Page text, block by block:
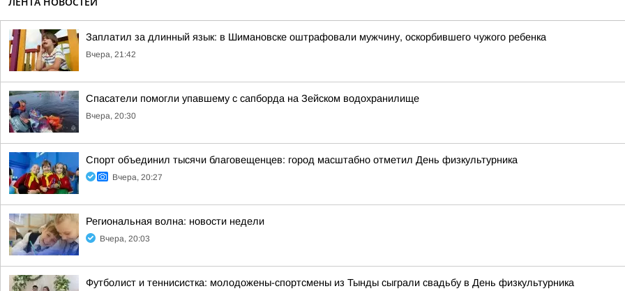
Заплатил за длинный язык: в Шимановске оштрафовали мужчину, оскорбившего чужого ребенка
Вчера, 21:42
Спасатели помогли упавшему с сапборда на Зейском водохранилище
Вчера, 20:30
Спорт объединил тысячи благовещенцев: город масштабно отметил День физкультурника
Вчера, 20:27
Региональная волна: новости недели
Вчера, 20:03
Футболист и теннисистка: молодожены-спортсмены из Тынды сыграли свадьбу в День физкультурника